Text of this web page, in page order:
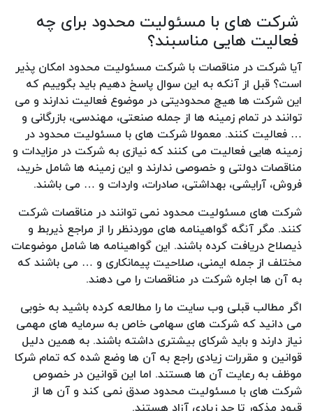
شرکت های با مسئولیت محدود برای چه
فعالیت هایی مناسبند؟
آیا شرکت در مناقصات با شرکت مسئولیت محدود امکان پذیر
است؟ قبل از آنکه به این سوال پاسخ دهیم باید بگوییم که
این شرکت ها هیچ محدودیتی در موضوع فعالیت ندارند و می
توانند در تمام زمینه ها از جمله صنعتی، مهندسی، بازرگانی و
… فعالیت کنند. معمولا شرکت های با مسئولیت محدود در
زمینه هایی فعالیت می کنند که نیازی به شرکت در مزایدات و
مناقصات دولتی و خصوصی ندارند و این زمینه ها شامل خرید،
فروش، آرایشی، بهداشتی، صادرات، واردات و … می باشند.
شرکت های مسئولیت محدود نمی توانند در مناقصات شرکت
کنند. مگر آنگه گواهینامه های موردنظر را از مراجع ذیربط و
ذیصلاح دریافت کرده باشند. این گواهینامه ها شامل موضوعات
مختلف از جمله ایمنی، صلاحیت پیمانکاری و … می باشند که
به آن ها اجاره شرکت در مناقصات را می دهند.
اگر مطالب قبلی وب سایت ما را مطالعه کرده باشید به خوبی
می دانید که شرکت های سهامی خاص به سرمایه های مهمی
نیاز دارند و باید شرکای بیشتری داشته باشند. به همین دلیل
قوانین و مقررات زیادی راجع به آن ها وضع شده که تمام شرکا
موظف به رعایت آن ها هستند. اما این قوانین در خصوص
شرکت های با مسئولیت محدود صدق نمی کند و آن ها از